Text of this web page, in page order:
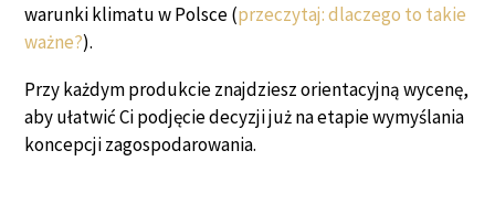
warunki klimatu w Polsce (przeczytaj: dlaczego to takie
ważne?).
Przy każdym produkcie znajdziesz orientacyjną wycenę,
aby ułatwić Ci podjęcie decyzji już na etapie wymyślania
koncepcji zagospodarowania.